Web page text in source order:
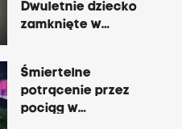
Dwuletnie dziecko
zamknięte w
zakupach
Śmiertelne
potrącenie przez
pociąg w